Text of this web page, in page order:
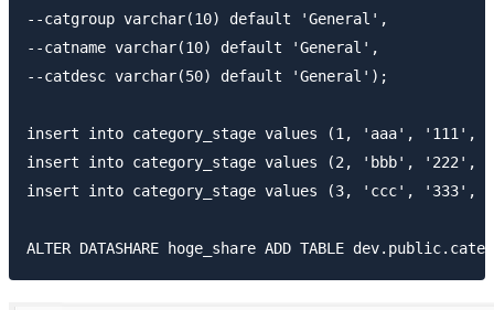
--catgroup varchar(10) default 'General',
--catname varchar(10) default 'General',
--catdesc varchar(50) default 'General');
insert into category_stage values (1, 'aaa', '111',
insert into category_stage values (2, 'bbb', '222',
insert into category_stage values (3, 'ccc', '333',